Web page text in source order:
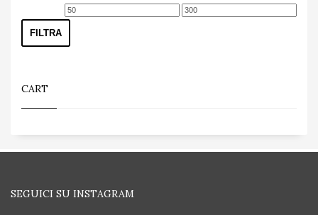
Prezzo
Prezzo
FILTRA
CART
SEGUICI SU INSTAGRAM